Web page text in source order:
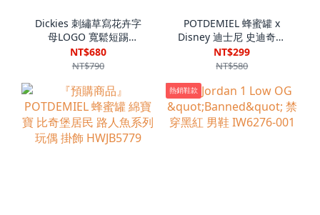
Dickies 刺繡草寫花卉字
母LOGO 寬鬆短踢
DKU262NKT597
NT$680
NT$790
POTDEMIEL 蜂蜜罐 x
Disney 迪士尼 史迪奇暖
冬巧克力 絨毛玩偶 掛飾
stitch0011
NT$299
NT$580
熱銷鞋款